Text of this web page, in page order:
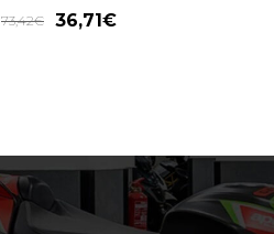
73,42€ 36,71€